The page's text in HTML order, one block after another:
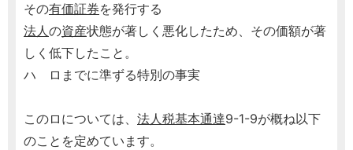
その有価証券を発行する
法人の資産状態が著しく悪化したため、その価額が著
しく低下したこと。
ハ ロまでに準ずる特別の事実
このロについては、 法人税基本通達9-1-9が概ね以下
のことを定めています。